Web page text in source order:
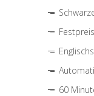
Festpreis
60